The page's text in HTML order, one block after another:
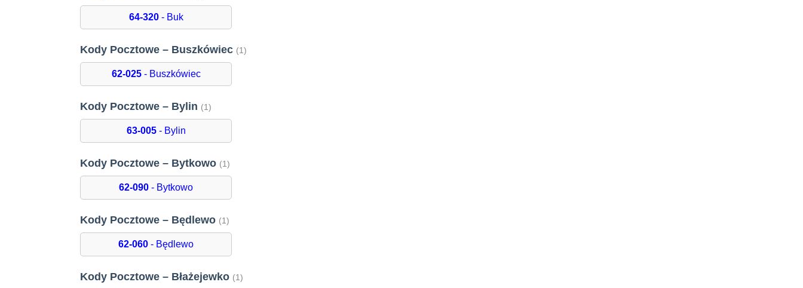
64-320- Buk
Kody Pocztowe – Buszkówiec (1)
62-025- Buszkówiec
Kody Pocztowe – Bylin (1)
63-005- Bylin
Kody Pocztowe – Bytkowo (1)
62-090 - Bytkowo
Kody Pocztowe – Będlewo (1)
62-060 - Będlewo
Kody Pocztowe – Błażejewko (1)